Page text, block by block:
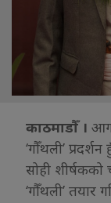
काठमाडौँ ।
‘गौँथली’
सोही शीर्षकको
‘गौँथली’ तयार